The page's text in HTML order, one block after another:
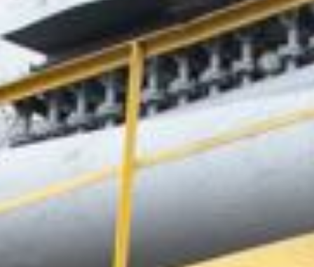
Вакансии
Экологическая политика
Контакты